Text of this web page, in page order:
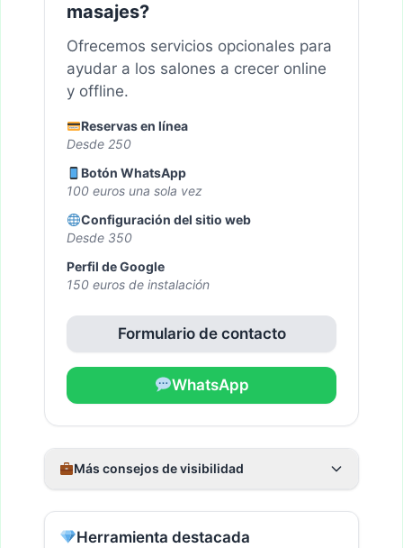
masajes?
Ofrecemos servicios opcionales para
ayudar a los salones a crecer online
y offline.
Reservas en línea
Desde 250
Botón WhatsApp
100 euros una sola vez
Configuración del sitio web
Desde 350
Perfil de Google
150 euros de instalación
Formulario de contacto
WhatsApp
Más consejos de visibilidad
Herramienta destacada